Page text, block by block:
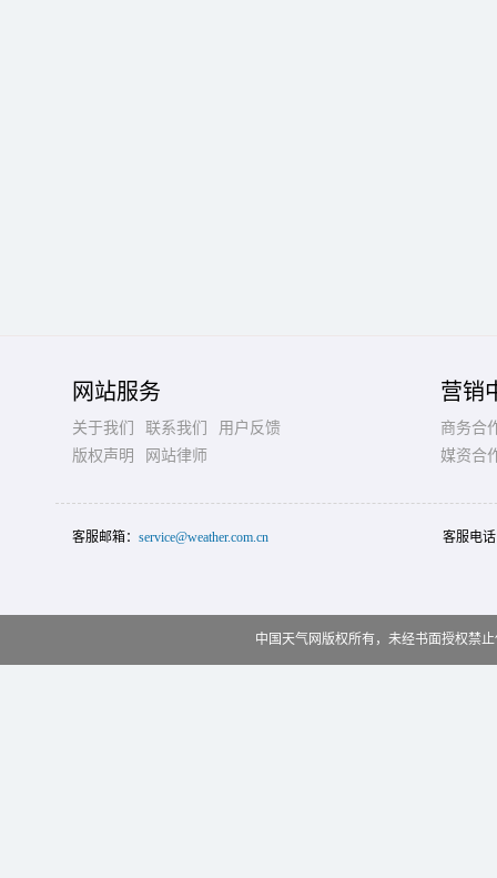
网站服务
关于我们 联系我们
用户反馈
版权声明
网站律师
营销
商务合
媒资合
客服邮箱： service@weather.com.cn 客服电
中国天气网版权所有，未经书面授权